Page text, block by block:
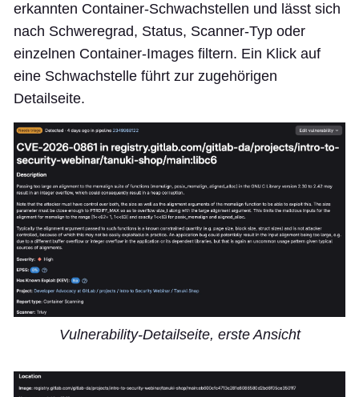
erkannten Container-Schwachstellen und lässt sich
nach Schweregrad, Status, Scanner-Typ oder
einzelnen Container-Images filtern. Ein Klick auf
eine Schwachstelle führt zur zugehörigen
Detailseite.
Vulnerability-Detailseite, erste Ansicht